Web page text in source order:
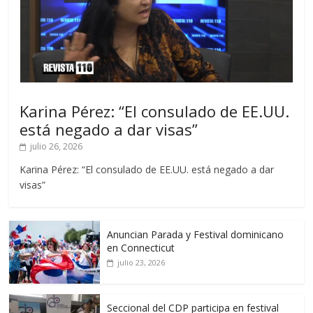
Karina Pérez: “El consulado de EE.UU.
está negado a dar visas”
julio 26, 2026
Karina Pérez: “El consulado de EE.UU. está negado a dar
visas”
Anuncian Parada y Festival dominicano
en Connecticut
julio 23, 2026
Seccional del CDP participa en festival